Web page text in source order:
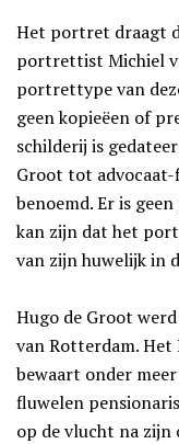
Het portret draagt
portrettist Michiel
portrettype van
geen kopieëen of
schilderij is
Groot tot
benoemd. Er is
kan zijn dat het
van zijn huwelijk in
Hugo de Groot
van Rotterdam.
bewaart onder
fluwelen
op de vlucht na